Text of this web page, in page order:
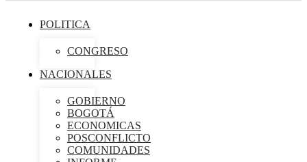
POLITICA
CONGRESO
NACIONALES
GOBIERNO
BOGOTÁ
ECONOMICAS
POSCONFLICTO
COMUNIDADES